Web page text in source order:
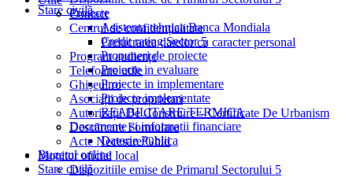
Stare civilă
Proiecte
Asistenta tehnica Banca Mondiala
Credit rating Sector 5
Propuneri de proiecte
Proiecte in evaluare
Proiecte in implementare
Proiecte implementate
REABILITARE TERMICA
Documente si informatii financiare
Datorie Publica
Bugetul online
Stare civilă
Contact
Centrul de confidențialitate
Prelucrarea datelor cu caracter personal
Program audiențe
Telefoane utile
Ghișeul.ro
Asociații de proprietari
Autorizații De Construire – Certificate De Urbanism
Descărcare Formulare
Acte Necesare/Ghid
Monitor oficial local
Dispozitiile emise de Primarul Sectorului 5